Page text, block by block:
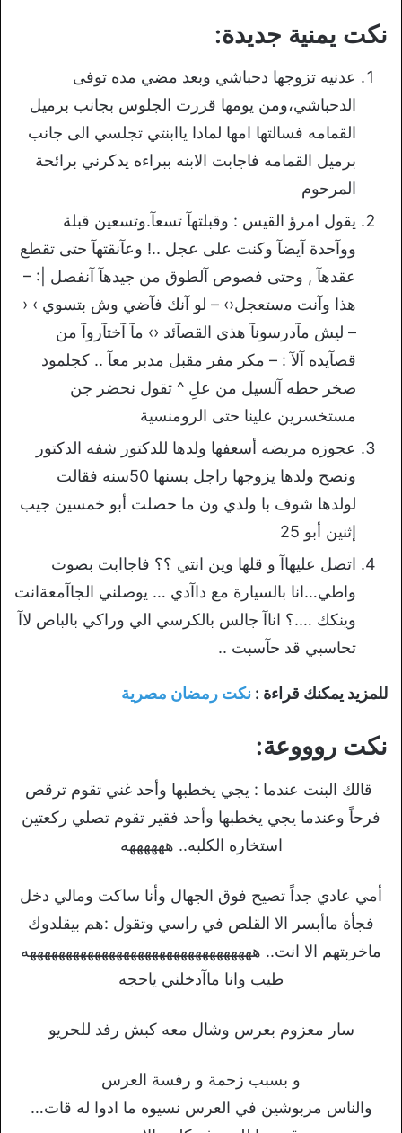
نكت يمنية جديدة:
عدنيه تزوجها دحباشي وبعد مضي مده توفى
الدحباشي،ومن يومها قررت الجلوس بجانب برميل
القمامه فسالتها امها لمادا ياابنتي تجلسي الى جانب
برميل القمامه فاجابت الابنه ببراءه يدكرني برائحة
المرحوم
ﻳﻘﻮﻝ ﺍﻣﺮﺅ ﺍﻟﻘﻴﺲ : ﻭﻗﺒﻠﺘﻬﺂ ﺗﺴﻌﺂ.ﻭﺗﺴﻌﻴﻦ ﻗﺒﻠﺔ
ﻭﻭﺁﺣﺪﺓ ﺁﻳﻀﺂ ﻭﻛﻨﺖ ﻋﻠﻰ ﻋﺠﻞ ..! ﻭﻋﺂﻧﻘﺘﻬﺂ ﺣﺘﻰ ﺗﻘﻄﻊ
ﻋﻘﺪﻫﺂ , ﻭﺣﺘﻰ ﻓﺼﻮﺹ ﺁﻟﻄﻮﻕ ﻣﻦ ﺟﻴﺪﻫﺂ ﺁﻧﻔﺼﻞ |: –
ﻫﺬا ﻭﺁﻧﺖ ﻣستعجل‹› – ﻟﻮ ﺁﻧﻚ ﻓﺂﺿﻲ وش ﺑﺘﺴﻮﻱ › ‹
– ﻟﻴﺶ ﻣﺂﺩﺭﺳﻮﻧﺂ هذﻱ ﺍﻟﻘﺼﺂﺋﺪ ‹› ﻣﺂ ﺁﺧﺘﺂﺭﻭﺁ ﻣﻦ
ﻗﺼﺂﻳﺪﻩ ﺁﻵ : – ﻣﻜﺮ ﻣﻔﺮ ﻣﻘﺒﻞ ﻣﺪﺑﺮ ﻣﻌﺂ .. ﻛﺠﻠﻤﻮﺩ
ﺻﺨﺮ ﺣﻄﻪ ﺁﻟﺴﻴﻞ ﻣﻦ ﻋﻞِ ^ ﺗﻘﻮﻝ نحضر ﺟﻦ
ﻣﺴﺘﺨﺴﺮﻳﻦ ﻋﻠﻴﻨﺎ ﺣﺘﻰ الرومنسية
عجوزه مريضه أسعفها ولدها للدكتور شفه الدكتور
ونصح ولدها يزوجها راجل بسنها 50سنه فقالت
لولدها شوف با ولدي ون ما حصلت أبو خمسين جيب
إثنين أبو 25
ﺍﺗﺼﻞ ﻋﻠﻴﻬﺎآ ﻭ ﻗﻠﻬﺎ ﻭين ﺍﻧﺘﻲ ؟؟ ﻓﺎﺟﺎﺍﺑﺖ بصوت
واطي…ﺍﻧﺎ بالسيارة ﻣﻊ ﺩﺍآﺩﻱ … ﻳﻮﺻﻠﻨﻲ ﺍﻟﺠﺎآﻣﻌﺔانت
وينكك ….؟ ﺍﻧﺎآ جالس ﺑﺎﻟﻜﺮﺳﻲ ﺍﻟﻲ ﻭﺭﺍﻛﻲ ﺑﺎﻟﺒﺎﺹ ﻻآ
تحاسبي قد حآسبت ..
للمزيد يمكنك قراءة : نكت رمضان مصرية
نكت روووعة:
‏قالك البنت عندما : يجي يخطبها وأحد غني تقوم ترقص
فرحاً وعندما يجي يخطبها وأحد فقير تقوم تصلي ركعتين
استخاره الكلبه.. ههههههه
ﺃﻣﻲ ﻋﺎﺩﻱ ﺟﺪﺍً تصيح فوق الجهال ﻭﺃﻧﺎ ﺳﺎكت ﻭﻣﺎﻟﻲ ﺩﺧﻞ
ﻓﺠﺄﺓ ماأبسر الا القلص في ﺭﺍﺳﻲ وﺗﻘﻮﻝ :هم بيقلدوك
ماخربتهم الا انت.. ههههههههههههههههههههههههههههههههه
طيب وانا ماآدخلني ياحجه
سار معزوم بعرس وشال معه كبش رفد للحريو
و بسبب زحمة و رفسة العرس
والناس مربوشين في العرس نسيوه ما ادوا له قات…